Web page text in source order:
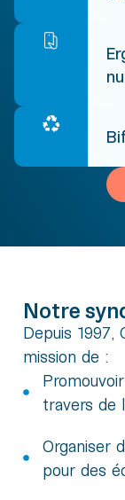
Notre
Depuis 1997,
mission de :
travers de
Organiser
pour des